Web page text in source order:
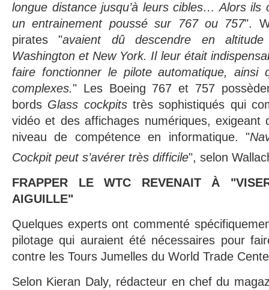
longue distance jusqu’à leurs cibles… Alors ils
un entrainement poussé sur 767 ou 757".
pirates "avaient dû descendre en altitude
Washington et New York. Il leur était
faire fonctionner le pilote automatique, ainsi
complexes." Les Boeing 767 et 757
bords Glass cockpitstrès sophistiqués qui
vidéo et des affichages numériques, exigeant
niveau de compétence en informatique. "
Cockpit peut s’avérer très difficile", selon
FRAPPER LE WTC REVENAIT À
AIGUILLE"
Quelques experts ont commenté
pilotage qui auraient été nécessaires pour
contre les Tours Jumelles du World Trade
Selon Kieran Daly, rédacteur en chef du